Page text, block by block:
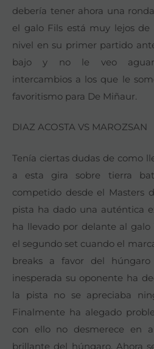
debería tener ahora una
el galo Fils está muy lejos
nivel en su primer partido
bajo y no le veo
intercambios a los que le
favoritismo para De Miñaur.
DIAZ ACOSTA VS MAROZSAN
Tenía ciertas dudas de como
a esta gira sobre tierra
competido desde el Masters
pista ha dado una auténtica
ha llevado por delante al galo
el segundo set cuando el
breaks a favor del
inesperada su oponente ha
la pista no se apreciaba
Finalmente ha alegado
con ello no desmerece en
brillante del húngaro. Ahora